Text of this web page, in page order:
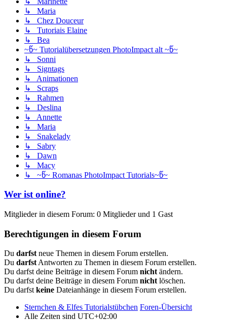
↳ Maria
↳ Chez Douceur
↳ Tutoriais Elaine
↳ Bea
~წ~ Tutorialübersetzungen PhotoImpact alt ~წ~
↳ Sonni
↳ Signtags
↳ Animationen
↳ Scraps
↳ Rahmen
↳ Deslina
↳ Annette
↳ Maria
↳ Snakelady
↳ Sabry
↳ Dawn
↳ Macy
↳ ~წ~ Romanas PhotoImpact Tutorials~წ~
Wer ist online?
Mitglieder in diesem Forum: 0 Mitglieder und 1 Gast
Berechtigungen in diesem Forum
Du darfstneue Themen in diesem Forum erstellen.
Du darfstAntworten zu Themen in diesem Forum erstellen.
Du darfst deine Beiträge in diesem Forum nichtändern.
Du darfst deine Beiträge in diesem Forum nichtlöschen.
Du darfstkeine Dateianhänge in diesem Forum erstellen.
Sternchen & Elfes Tutorialstübchen Foren-Übersicht
Alle Zeiten sind UTC+02:00